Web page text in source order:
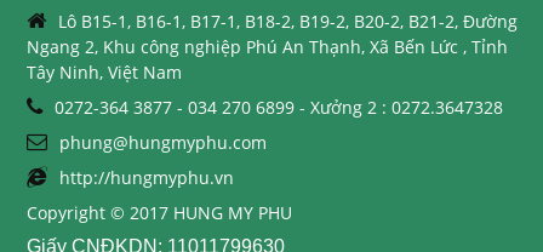
Lô B15-1, B16-1, B17-1, B18-2, B19-2, B20-2, B21-2, Đường
Ngang 2, Khu công nghiệp Phú An Thạnh, Xã Bến Lức , Tỉnh
Tây Ninh, Việt Nam
0272-364 3877 - 034 270 6899 - Xưởng 2 : 0272.3647328
phung@hungmyphu.com
http://hungmyphu.vn
Copyright © 2017 HUNG MY PHU
Giấy CNĐKDN: 11011799630